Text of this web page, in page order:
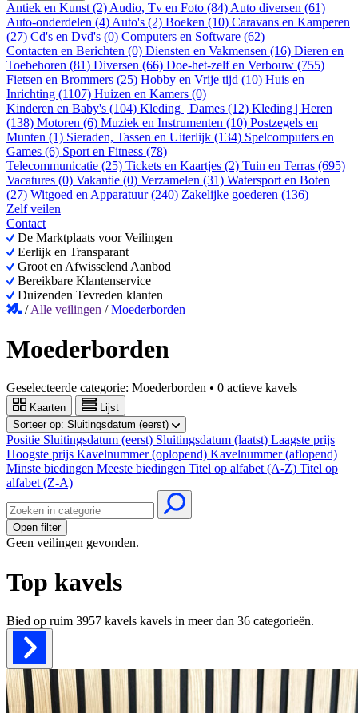
Antiek en Kunst (2) Audio, Tv en Foto (84) Auto diversen (61)
Auto-onderdelen (4) Auto's (2) Boeken (10) Caravans en Kamperen
(27) Cd's en Dvd's (0) Computers en Software (62)
Contacten en Berichten (0) Diensten en Vakmensen (16) Dieren en
Toebehoren (81) Diversen (66) Doe-het-zelf en Verbouw (755)
Fietsen en Brommers (25) Hobby en Vrije tijd (10) Huis en
Inrichting (1107) Huizen en Kamers (0)
Kinderen en Baby's (104) Kleding | Dames (12) Kleding | Heren
(138) Motoren (6) Muziek en Instrumenten (10) Postzegels en
Munten (1) Sieraden, Tassen en Uiterlijk (134) Spelcomputers en
Games (6) Sport en Fitness (78)
Telecommunicatie (25) Tickets en Kaartjes (2) Tuin en Terras (695)
Vacatures (0) Vakantie (0) Verzamelen (31) Watersport en Boten
(27) Witgoed en Apparatuur (240) Zakelijke goederen (136)
Zelf veilen
Contact
De Marktplaats voor Veilingen
Eerlijk en Transparant
Groot en Afwisselend Aanbod
Bereikbare Klantenservice
Duizenden Tevreden klanten
/Alle veilingen /Moederborden
Moederborden
Geselecteerde categorie: Moederborden • 0 actieve kavels
Kaarten
Lijst
Sorteer op: Sluitingsdatum (eerst)
Positie Sluitingsdatum (eerst) Sluitingsdatum (laatst) Laagste prijs
Hoogste prijs Kavelnummer (oplopend) Kavelnummer (aflopend)
Minste biedingen Meeste biedingen Titel op alfabet (A-Z) Titel op
alfabet (Z-A)
Open filter
Geen veilingen gevonden.
Top kavels
Bied op ruim 3957 kavels kavels in meer dan 36 categorieën.